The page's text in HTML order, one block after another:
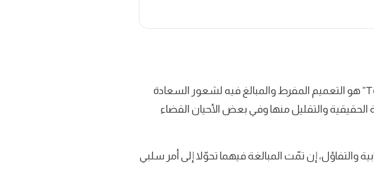
التفاؤل المزيف أو ما يُعرف غالبًا باسم الإيجابية السامة “Toxic Positivity” هو التعميم المفرط والمبالغ فيه لشعور السعادة
الحقيقية والتقليل منها وفي بعض الأحيان القضاء
إن تمّت المبالغة فيهما تحوّلا إلى أمر سلبي